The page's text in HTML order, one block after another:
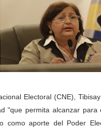
formación fortalecen la
de Zea" brilló en el
celebraron su
Obispo Ramos de Lora
Vacacional Comunitario
Electoral (CNE),
"que permita alcanzar
como aporte del Poder